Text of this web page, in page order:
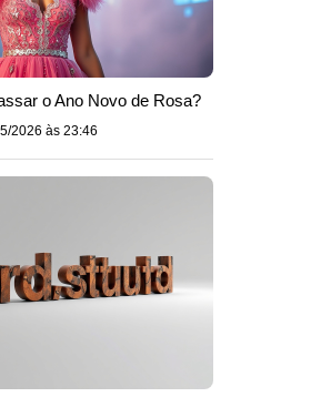
o Ano Novo de Rosa?
2026 às 23:46